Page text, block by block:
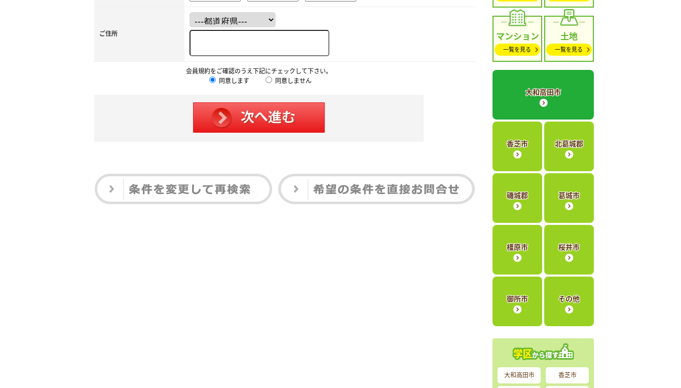
ご住所
会員規約をご確認のうえ下記にチェックして下さい。
同意します
同意しません
マンション
一覧を見る
土地
一覧を見る
大和高田市
香芝市 北葛城郡
磯城郡 葛城市
橿原市 桜井市
御所市 その他
大和高田市 香芝市